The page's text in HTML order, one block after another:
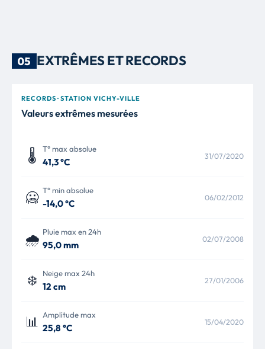
05 EXTRÊMES ET RECORDS
RECORDS · STATION VICHY-VILLE
Valeurs extrêmes mesurées
🌡️ T° max absolue
41,3 °C
31/07/2020
🥶 T° min absolue
-14,0 °C
06/02/2012
🌧️ Pluie max en 24h
95,0 mm
02/07/2008
❄️ Neige max 24h
12 cm
27/01/2006
📊 Amplitude max
25,8 °C
15/04/2020